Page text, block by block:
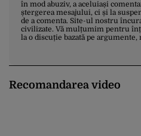
în mod abuziv, a aceluiași
ștergerea mesajului, ci și la
de a comenta. Site-ul nostru
civilizate. Vă mulțumim pentru
la o discuție bazată pe argumente,
Recomandarea video